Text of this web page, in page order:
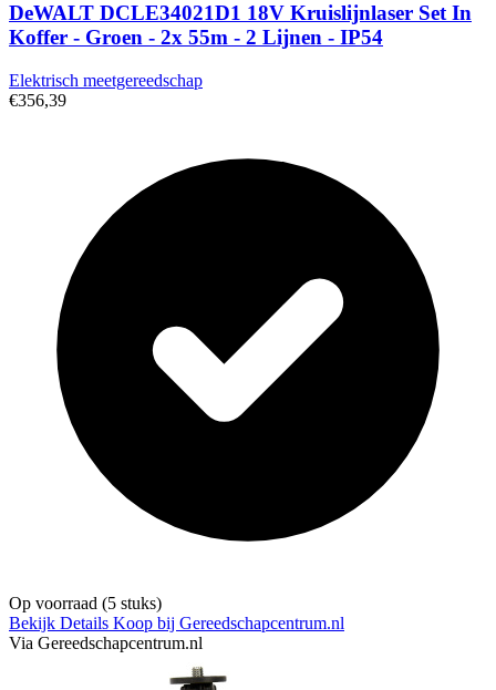
DeWALT DCLE34021D1 18V Kruislijnlaser Set In
Koffer - Groen - 2x 55m - 2 Lijnen - IP54
Elektrisch meetgereedschap
€356,39
Op voorraad (5 stuks)
Bekijk Details Koop bij Gereedschapcentrum.nl
Via Gereedschapcentrum.nl